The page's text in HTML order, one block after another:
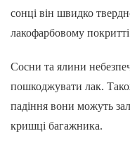
сонці він швидко
лакофарбовому
Сосни та ялини
пошкоджувати лак.
падіння вони можуть
кришці багажника.